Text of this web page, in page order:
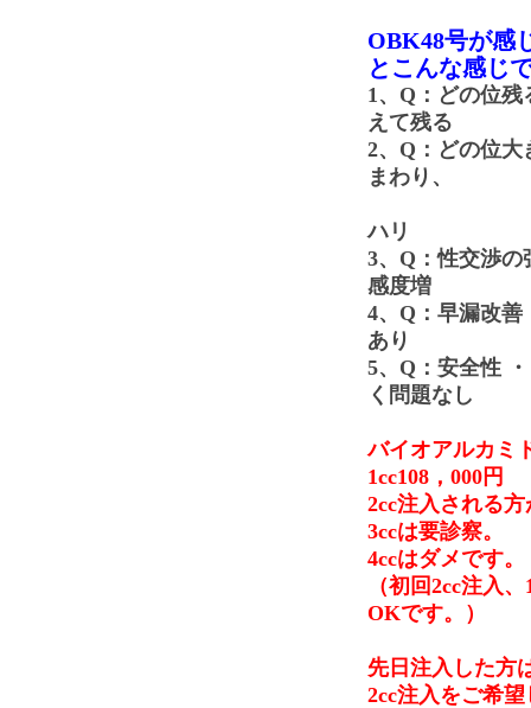
OBK48号が感
とこんな感じ
1、Q：どの位
えて残る
2、Q：どの位大
まわり、
ハリ
3、Q：性交渉の
感度増
4、Q：早漏改善
あり
5、Q：安全性
く問題なし
バイオアルカミ
1cc108，000円
2cc注入される
3ccは要診察。
4ccはダメです。
（初回2cc注入
OKです。）
先日注入した方
2cc注入をご希